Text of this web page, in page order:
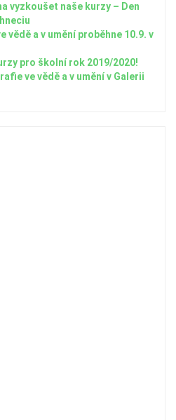
vyzkoušet naše kurzy – Den
vědě a v umění proběhne 10.9. v
pro školní rok 2019/2020!
ve vědě a v umění v Galerii